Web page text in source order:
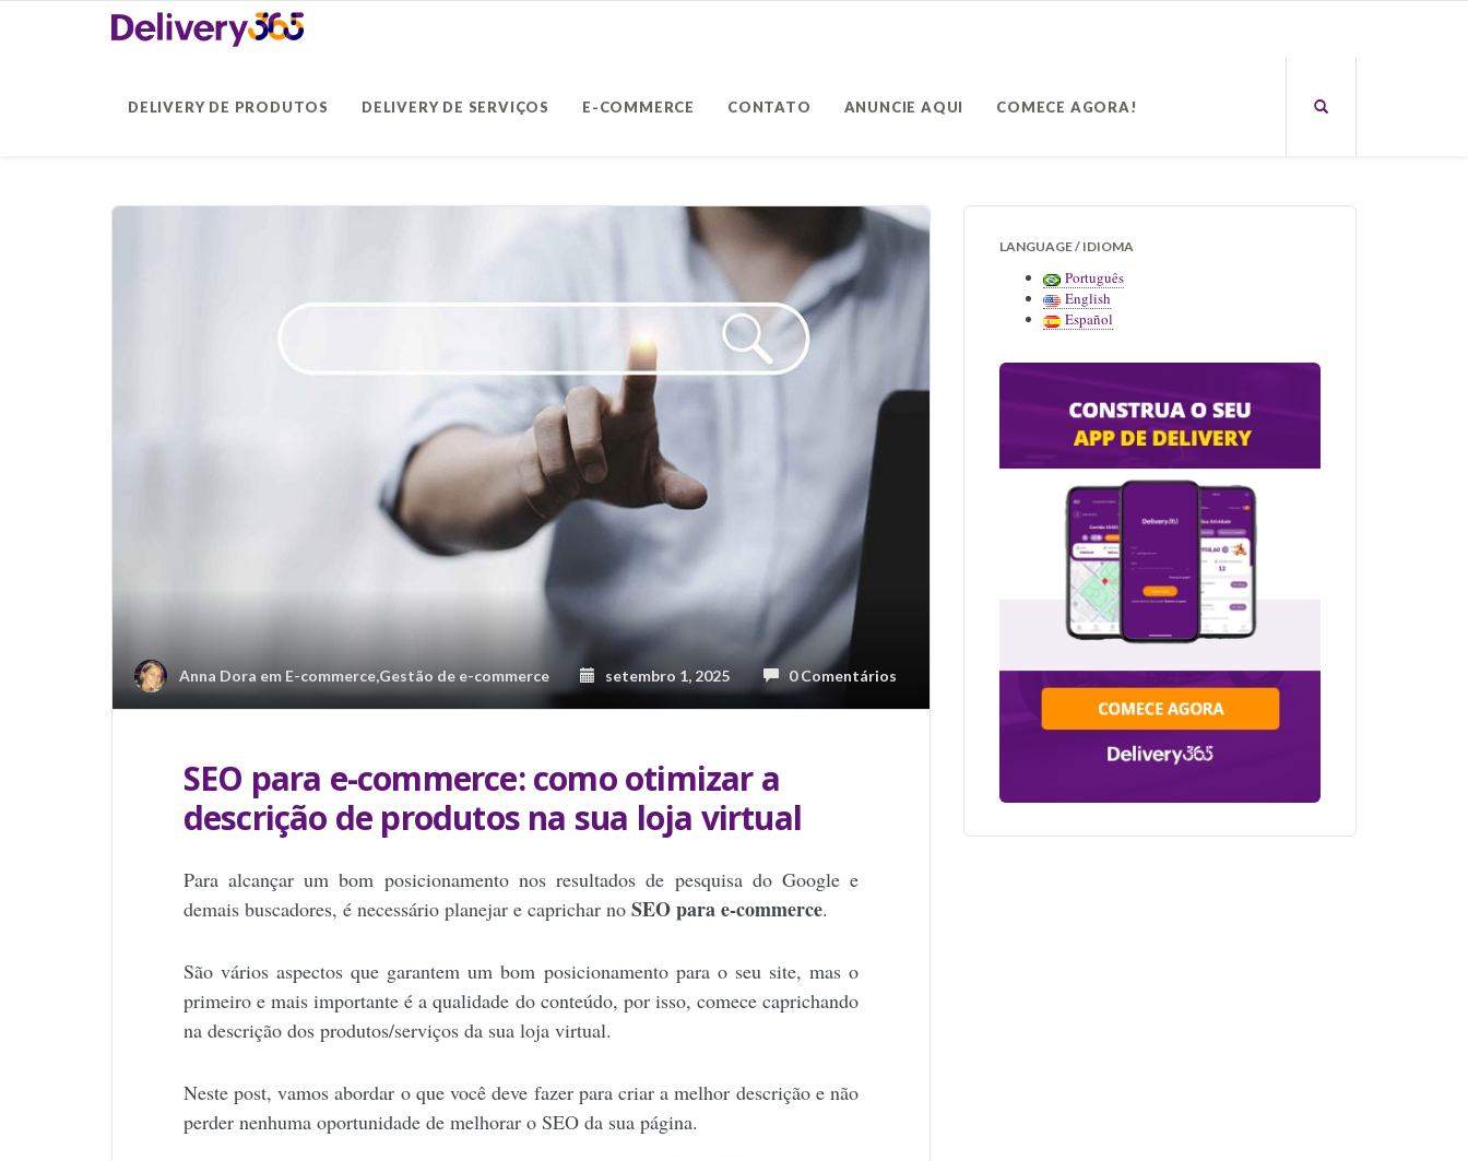
DELIVERY DE PRODUTOS DELIVERY DE SERVIÇOS E-COMMERCE CONTATO ANUNCIE AQUI COMECE AGORA!
Anna Dora em E-commerce,Gestão de e-commerce setembro 1, 2025 0 Comentários
SEO para e-commerce: como otimizar a
descrição de produtos na sua loja virtual
Para alcançar um bom posicionamento nos resultados de pesquisa do Google e
demais buscadores, é necessário planejar e caprichar no SEO para e-commerce.
São vários aspectos que garantem um bom posicionamento para o seu site, mas o
primeiro e mais importante é a qualidade do conteúdo, por isso, comece caprichando
na descrição dos produtos/serviços da sua loja virtual.
Neste post, vamos abordar o que você deve fazer para criar a melhor descrição e não
perder nenhuma oportunidade de melhorar o SEO da sua página.
LANGUAGE / IDIOMA
Português
English
Español